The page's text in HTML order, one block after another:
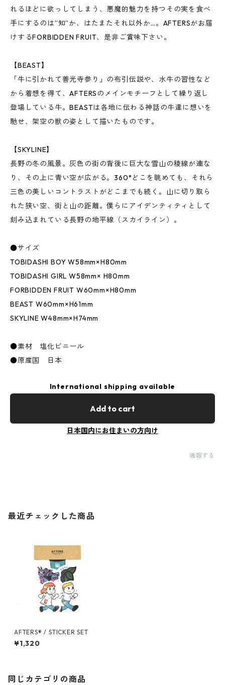
れるほどに欲っしてしまう、悪魔的魅力を持つその実を食べ
手にするのは”知”か、はたまたそれ以外か…。AFTERSがお届
けするFORBIDDEN FRUIT、是非ご賞味下さい。
【BEAST】
「牛に引かれて善光寺参り」の布引伝説や、水牛の習性など
から着想を得て、AFTERSのメインモチーフとして繰り返し
登場している牛。BEASTは各地に伝わる神話の牛達に想いを
馳せ、架空の獣の姿として描いたものです。
【SKYLINE】
長野の冬の風景。灰色の街の背後に巨大な雪山の稜線が連な
り、その上に青い空が広がる。360°どこを眺めても、それら
三色の美しいコントラストがどこまでも続く。山に切り取ら
れた狭い空、街と山の距離。僕らにアイデンティティとして
刻み込まれている長野の地平線（スカイライン）。
●サイズ
TOBIDASHI BOY W58mm×H80mm
TOBIDASHI GIRL W58mm× H80mm
FORBIDDEN FRUIT W60mm×H80mm
BEAST W60mm×H61mm
SKYLINE W48mm×H74mm
●素材 塩化ビニール
●原産国 日本
International shipping available
Add to cart
日本国内にお住まいの方向け
通報する
最近チェックした商品
AFTERS®︎ / STICKER SET
¥1,320
同じカテゴリの商品